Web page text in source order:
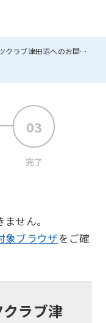
ブ津田沼へのお問い合わせ
完了
せん。
象ブラウザをご確
ラブ津